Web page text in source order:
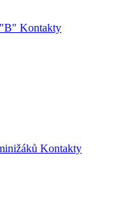
Kontakty
Kontakty